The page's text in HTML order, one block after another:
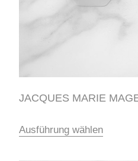
JACQUES MARIE
Ausführung wählen